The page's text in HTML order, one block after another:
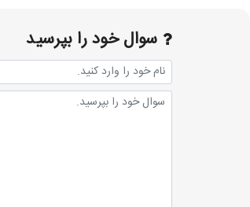
سوال خود را بپرسید